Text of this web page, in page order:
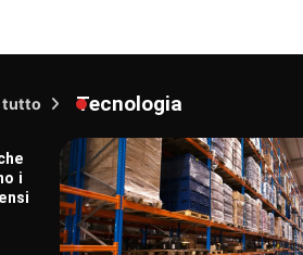
tutto
i
Tecnologia